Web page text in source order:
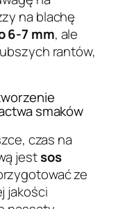
na blachę
6-7 mm, ale
rantów,
smaków
czas na
jestsos
ze
jakości